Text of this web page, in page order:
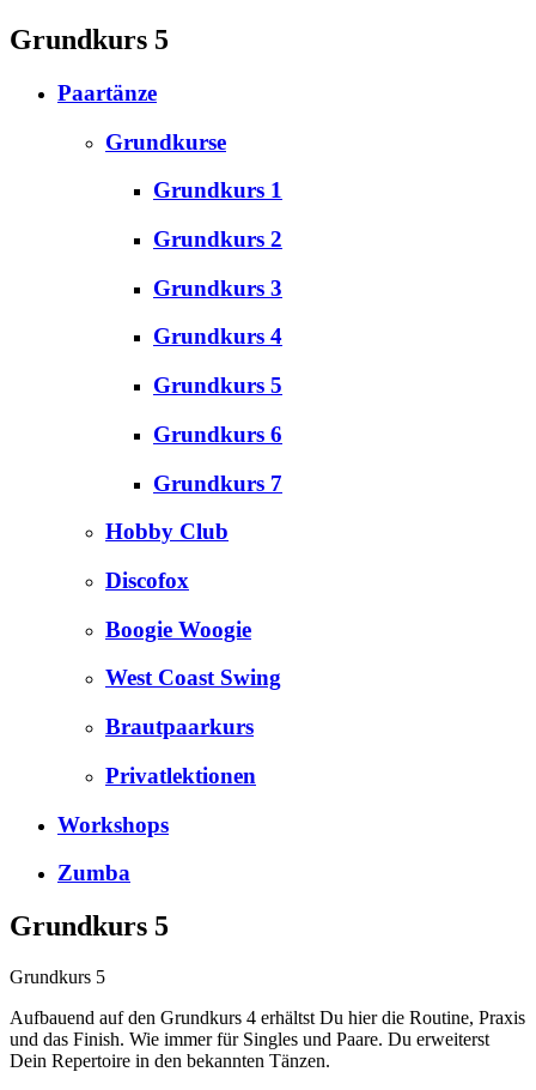
Grundkurs 5
Paartänze
Grundkurse
Grundkurs 1
Grundkurs 2
Grundkurs 3
Grundkurs 4
Grundkurs 5
Grundkurs 6
Grundkurs 7
Hobby Club
Discofox
Boogie Woogie
West Coast Swing
Brautpaarkurs
Privatlektionen
Workshops
Zumba
Grundkurs 5
Grundkurs 5
Aufbauend auf den Grundkurs 4 erhältst Du hier die Routine, Praxis
und das Finish. Wie immer für Singles und Paare. Du erweiterst
Dein Repertoire in den bekannten Tänzen.